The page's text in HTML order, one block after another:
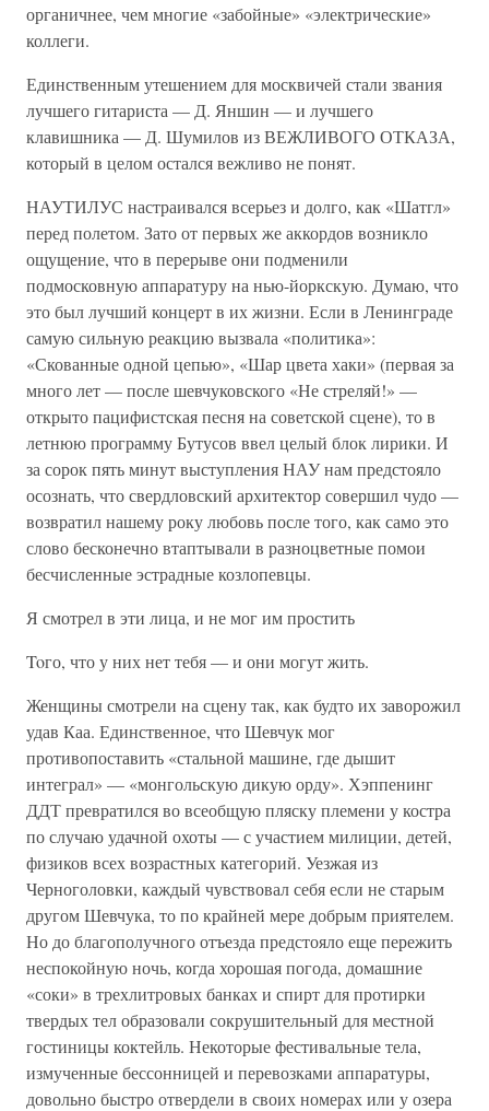
органичнее, чем многие «забойные» «электрические»
коллеги.
Единственным утешением для москвичей стали звания
лучшего гитариста — Д. Яншин — и лучшего
клавишника — Д. Шумилов из ВЕЖЛИВОГО ОТКАЗА,
который в целом остался вежливо не понят.
НАУТИЛУС настраивался всерьез и долго, как «Шатгл»
перед полетом. Зато от первых же аккордов возникло
ощущение, что в перерыве они подменили
подмосковную аппаратуру на нью-йоркскую. Думаю, что
это был лучший концерт в их жизни. Если в Ленинграде
самую сильную реакцию вызвала «политика»:
«Скованные одной цепью», «Шар цвета хаки» (первая за
много лет — после шевчуковского «Не стреляй!» —
открыто пацифистская песня на советской сцене), то в
летнюю программу Бутусов ввел целый блок лирики. И
за сорок пять минут выступления НАУ нам предстояло
осознать, что свердловский архитектор совершил чудо —
возвратил нашему року любовь после того, как само это
слово бесконечно втаптывали в разноцветные помои
бесчисленные эстрадные козлопевцы.
Я смотрел в эти лица, и не мог им простить
Toго, что у них нет тебя — и они могут жить.
Женщины смотрели на сцену так, как будто их заворожил
удав Каа. Единственное, что Шевчук мог
противопоставить «стальной машине, где дышит
интеграл» — «монгольскую дикую орду». Хэппенинг
ДДТ превратился во всеобщую пляску племени у костра
по случаю удачной охоты — с участием милиции, детей,
физиков всех возрастных категорий. Уезжая из
Черноголовки, каждый чувствовал себя если не старым
другом Шевчука, то по крайней мере добрым приятелем.
Но до благополучного отъезда предстояло еще пережить
неспокойную ночь, когда хорошая погода, домашние
«соки» в трехлитровых банках и спирт для протирки
твердых тел образовали сокрушительный для местной
гостиницы коктейль. Некоторые фестивальные тела,
измученные бессонницей и перевозками аппаратуры,
довольно быстро отвердели в своих номерах или у озера